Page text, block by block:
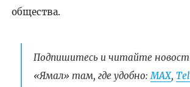
общества.
Подпишитесь и читайте
«Ямал» там, где удобно: МАХ,